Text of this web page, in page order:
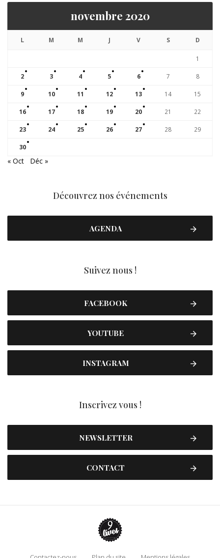
novembre 2020
L M M J V S D
1
2 3 4 5 6 7 8
9 10 11 12 13 14 15
16 17 18 19 20 21 22
23 24 25 26 27 28 29
30
« Oct Déc »
Découvrez nos événements
AGENDA
Suivez nous !
FACEBOOK
YOUTUBE
INSTAGRAM
Inscrivez vous !
NEWSLETTER
CONTACT